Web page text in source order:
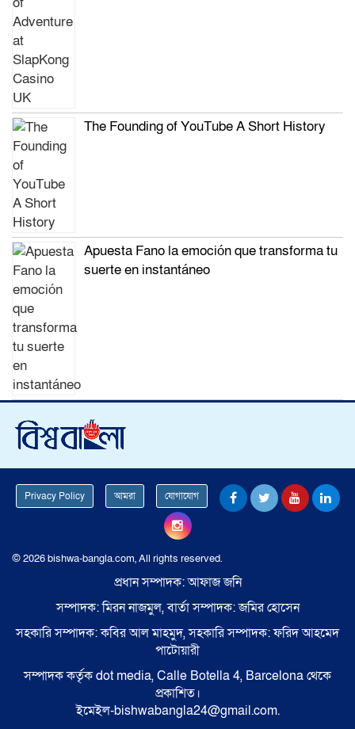
The Founding of YouTube A Short History
Apuesta Fano la emoción que transforma tu
suerte en instantáneo
Privacy Policy আমরা যোগাযোগ
© 2026 bishwa-bangla.com, All rights reserved.
প্রধান সম্পাদক: আফাজ জনি
সম্পাদক: মিরন নাজমুল, বার্তা সম্পাদক: জমির হোসেন
সহকারি সম্পাদক: কবির আল মাহমুদ, সহকারি সম্পাদক: ফরিদ আহমেদ
পাটোয়ারী
সম্পাদক কর্তৃক dot media, Calle Botella 4, Barcelona থেকে
প্রকাশিত।
ইমেইল-bishwabangla24@gmail.com.